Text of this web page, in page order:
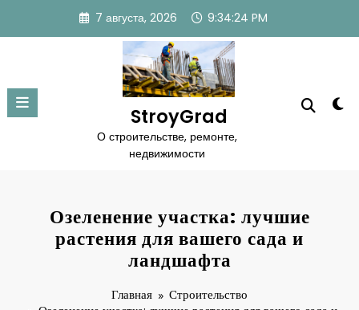
содержимому
7 августа, 2026 9:34:25 PM
StroyGrad
О строительстве, ремонте,
недвижимости
Озеленение участка: лучшие
растения для вашего сада и
ландшафта
Главная
Строительство